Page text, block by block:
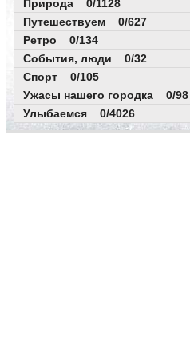
Природа 0/1128
Путешествуем 0/627
Ретро 0/134
События, люди 0/32
Спорт 0/105
Ужасы нашего городка 0/98
Улыбаемся 0/4026